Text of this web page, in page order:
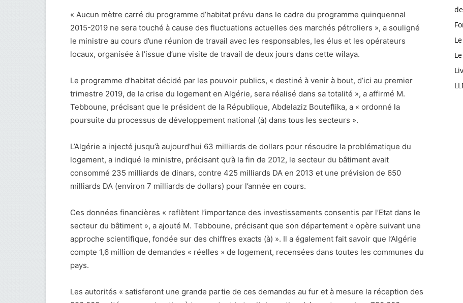
« Aucun mètre carré du programme d’habitat prévu dans le cadre du programme quinquennal
2015-2019 ne sera touché à cause des fluctuations actuelles des marchés pétroliers », a souligné
le ministre au cours d’une réunion de travail avec les responsables, les élus et les opérateurs
locaux, organisée à l’issue d’une visite de travail de deux jours dans cette wilaya.
Le programme d’habitat décidé par les pouvoir publics, « destiné à venir à bout, d’ici au premier
trimestre 2019, de la crise du logement en Algérie, sera réalisé dans sa totalité », a affirmé M.
Tebboune, précisant que le président de la République, Abdelaziz Bouteflika, a « ordonné la
poursuite du processus de développement national (à) dans tous les secteurs ».
L’Algérie a injecté jusqu’à aujourd’hui 63 milliards de dollars pour résoudre la problématique du
logement, a indiqué le ministre, précisant qu’à la fin de 2012, le secteur du bâtiment avait
consommé 235 milliards de dinars, contre 425 milliards DA en 2013 et une prévision de 650
milliards DA (environ 7 milliards de dollars) pour l’année en cours.
Ces données financières « reflètent l’importance des investissements consentis par l’Etat dans le
secteur du bâtiment », a ajouté M. Tebboune, précisant que son département « opère suivant une
approche scientifique, fondée sur des chiffres exacts (à) ». Il a également fait savoir que l’Algérie
compte 1,6 million de demandes « réelles » de logement, recensées dans toutes les communes du
pays.
Les autorités « satisferont une grande partie de ces demandes au fur et à mesure la réception des